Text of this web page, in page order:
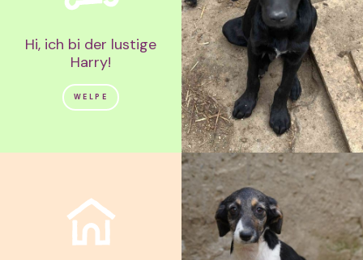
Hi, ich bi der lustige
Harry!
WELPE